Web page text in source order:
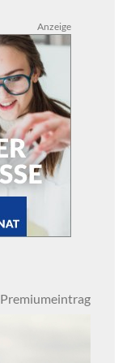
Anzeige
Premiumeintrag